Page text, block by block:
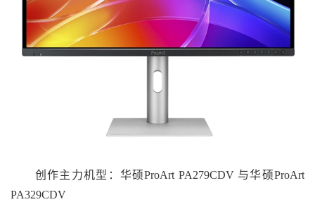
创作主力机型：华硕ProArt PA279CDV 与华硕ProArt
PA329CDV